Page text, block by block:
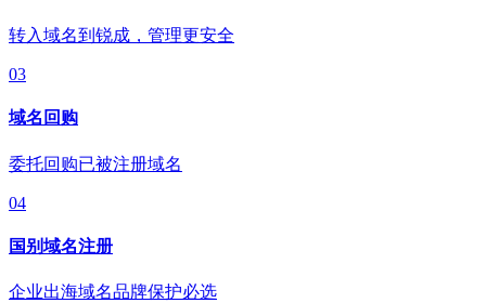
转入域名到锐成，管理更安全
03
域名回购
委托回购已被注册域名
04
国别域名注册
企业出海域名品牌保护必选